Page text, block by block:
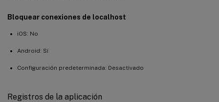
Bloquear conexiones de localhost
iOS: No
Android: Sí
Configuración predeterminada: Desactivado
Registros de la aplicación